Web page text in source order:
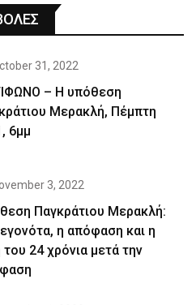
31, 2022
– Η υπόθεση
Μερακλή, Πέμπτη
6μμ
3, 2022
Παγκράτιου Μερακλή:
η απόφαση και η
24 χρόνια μετά την